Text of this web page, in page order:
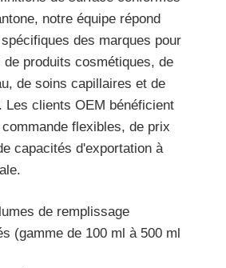
notre équipe répond
des marques pour
de produits cosmétiques, de
de soins capillaires et de
Les clients OEM bénéficient
flexibles, de prix
capacités d'exportation à
de remplissage
(gamme de 100 ml à 500 ml